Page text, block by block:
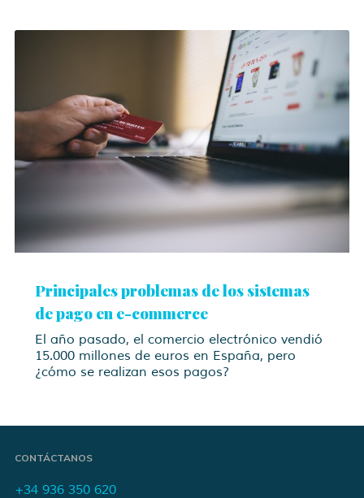
Principales problemas de los sistemas
de pago en e-commerce
El año pasado, el comercio electrónico vendió
15.000 millones de euros en España, pero
¿cómo se realizan esos pagos?
CONTÁCTANOS
+34 936 350 620